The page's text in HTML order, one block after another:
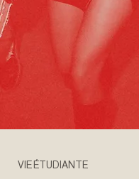
VIE ÉTUDIANTE